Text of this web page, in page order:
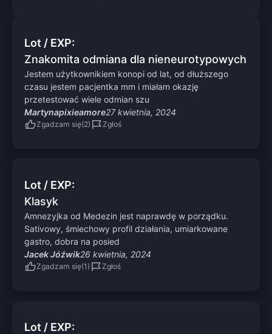
Lot / EXP:
Znakomita odmiana dla nieneurotypowych
Jestem użytkownikiem konopi od lat, od dłuższego
czasu jestem pacjentka mm i miałam okazję
przetestować wiele odmian szu
Martynapixieamore27 kwietnia, 2024
Zgadzam się Zgłoś
Lot / EXP:
Klasyk
Amnezyjka od Medezin jest naprawdę w porządku.
Sativowy, śmiechowy profil działania, umiarkowane
gastro, dobra na posied
Jacek Jóźwik26 kwietnia, 2024
Zgadzam się Zgłoś
Lot / EXP: